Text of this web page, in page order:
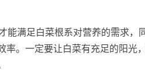
满足白菜根系对营养的需求，
。一定要让白菜有充足的阳光